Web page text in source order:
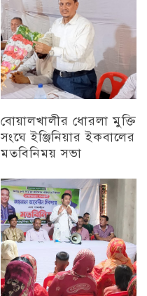
বোয়ালখালীর ধোরলা মুক্তি
সংঘে ইঞ্জিনিয়ার ইকবালের
মতবিনিময় সভা
চট্টগ্রাম